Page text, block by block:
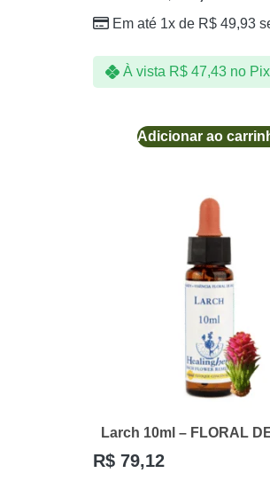
Em até 1x de R$ 49,93
À vista R$47,43 no Pix
Adicionar ao
Larch 10ml – FLORAL
R$ 79,12